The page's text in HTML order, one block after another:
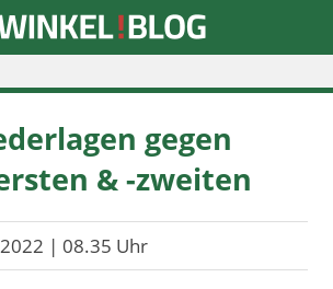
gegen
& -zweiten
| 08.35 Uhr